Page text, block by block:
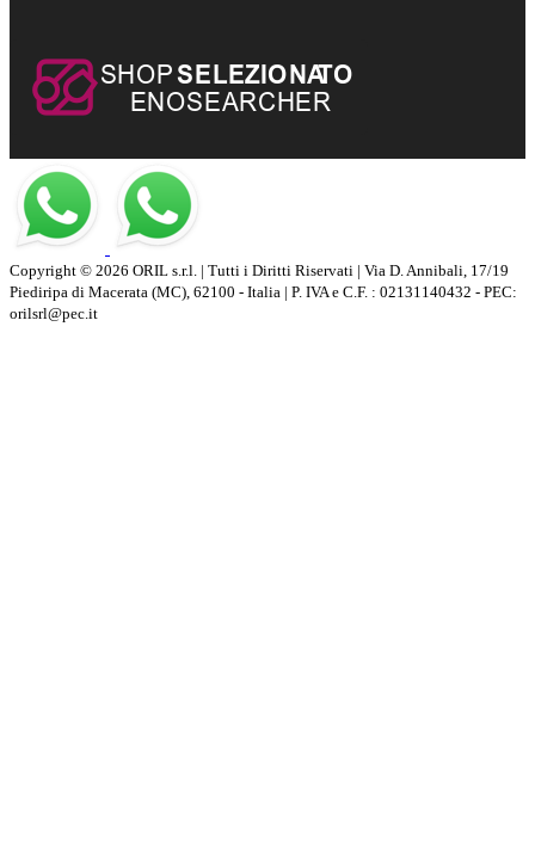
Copyright © 2026 ORIL s.r.l. | Tutti i Diritti Riservati | Via D. Annibali, 17/19
Piediripa di Macerata (MC), 62100 - Italia | P. IVA e C.F. : 02131140432 - PEC:
orilsrl@pec.it